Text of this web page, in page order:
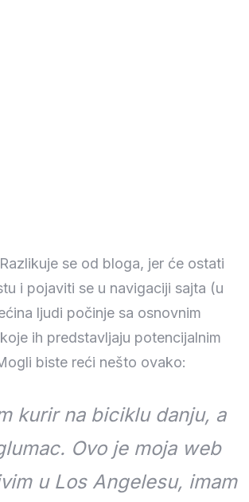
se od bloga, jer će ostati
i pojaviti se u navigaciji sajta (u
ljudi počinje sa osnovnim
ih predstavljaju potencijalnim
biste reći nešto ovako:
kurir na biciklu danju, a
Ovo je moja web
u Los Angelesu, imam